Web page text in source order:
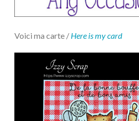
Voici ma carte / Here is my card